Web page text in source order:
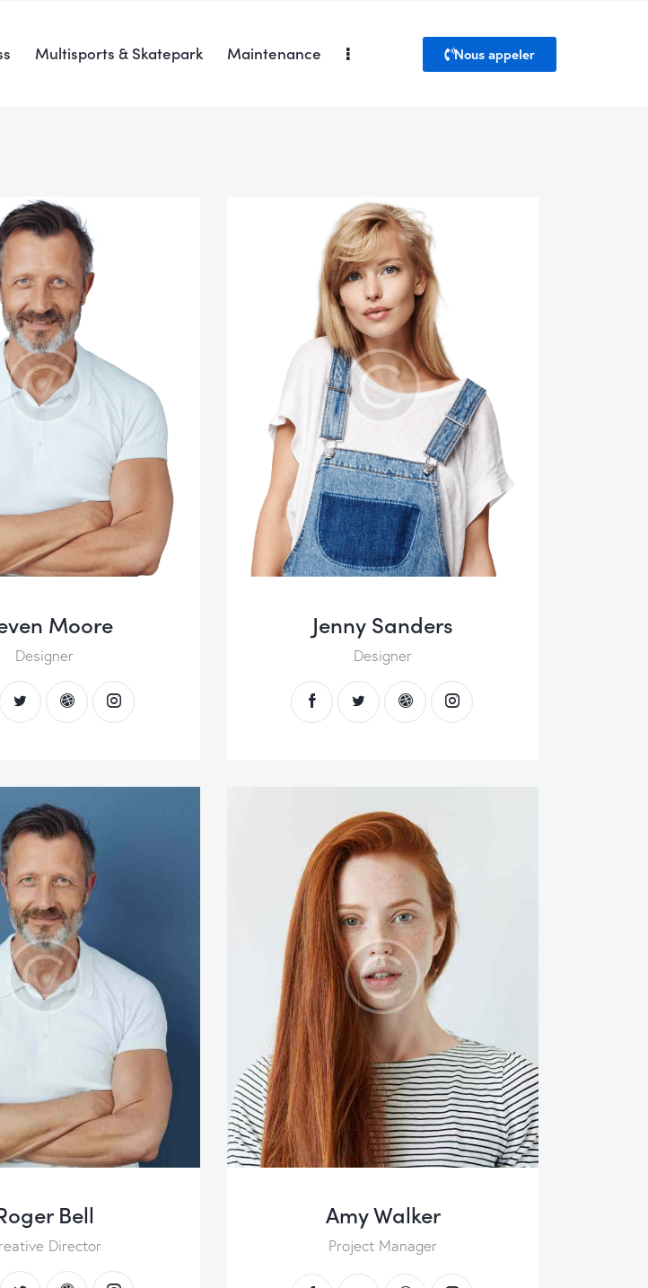
Multisports & Skatepark Maintenance Nous appeler
Moore
Designer
Jenny Sanders
Designer
Bell
Director
Amy Walker
Project Manager